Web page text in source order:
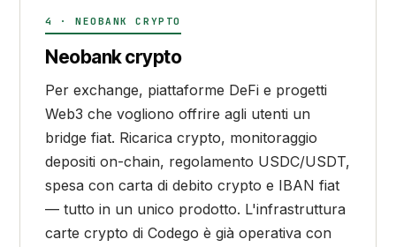
4 · NEOBANK CRYPTO
Neobank crypto
Per exchange, piattaforme DeFi e progetti
Web3 che vogliono offrire agli utenti un
bridge fiat. Ricarica crypto, monitoraggio
depositi on-chain, regolamento USDC/USDT,
spesa con carta di debito crypto e IBAN fiat
— tutto in un unico prodotto. L'infrastruttura
carte crypto di Codego è già operativa con